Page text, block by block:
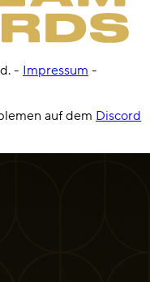
- Impressum -
auf dem Discord